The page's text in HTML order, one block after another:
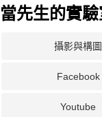
當先生的實
攝影與構圖
Facebook
Youtube